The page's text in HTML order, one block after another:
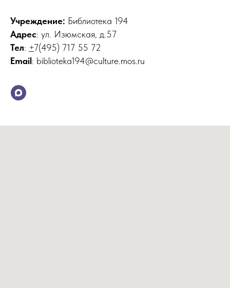
Учреждение: Библиотека 194
Адрес: ул. Изюмская, д.57
Тел: +7(495) 717 55 72
Email: biblioteka194@culture.mos.ru